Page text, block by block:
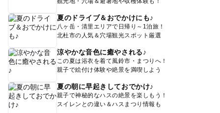
夏のドライブ＆おでかけにも♪
八ヶ岳・清里エリアで日帰り～1泊旅！
北杜市の人気＆穴場観光スポット厳選
涼やかな音色に癒やされる♪
この夏は浴衣を着て風鈴市・まつりへ！
親子で絵付け体験や絶景を満喫しよう
夏の朝に早起きしておでかけ♪
親子で神秘的なハスの絶景を楽しもう！
スイレンとの違い＆ハスまつり情報も